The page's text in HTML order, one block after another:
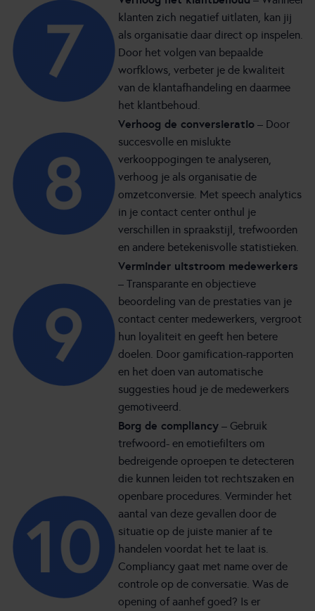
klanten zich negatief uitlaten, kan jij
als organisatie daar direct op inspelen.
Door het volgen van bepaalde
worfklows, verbeter je de kwaliteit
van de klantafhandeling en daarmee
het klantbehoud.
Verhoog de conversieratio – Door
succesvolle en mislukte
verkooppogingen te analyseren,
verhoog je als organisatie de
omzetconversie. Met speech analytics
in je contact center onthul je
verschillen in spraakstijl, trefwoorden
en andere betekenisvolle statistieken.
Verminder uitstroom medewerkers
– Transparante en objectieve
beoordeling van de prestaties van je
contact center medewerkers, vergroot
hun loyaliteit en geeft hen betere
doelen. Door gamification-rapporten
en het doen van automatische
suggesties houd je de medewerkers
gemotiveerd.
Borg de compliancy – Gebruik
trefwoord- en emotiefilters om
bedreigende oproepen te detecteren
die kunnen leiden tot rechtszaken en
openbare procedures. Verminder het
aantal van deze gevallen door de
situatie op de juiste manier af te
handelen voordat het te laat is.
Compliancy gaat met name over de
controle op de conversatie. Was de
opening of aanhef goed? Is er